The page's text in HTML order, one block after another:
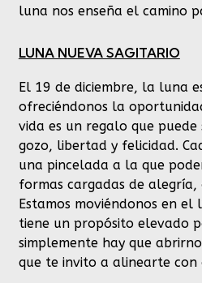
luna nos enseña el camino
LUNA NUEVA SAGITARIO
El 19 de diciembre, la luna
ofreciéndonos la
vida es un regalo que
gozo, libertad y felicidad.
una pincelada a la que
formas cargadas de alegría,
Estamos moviéndonos en el
tiene un propósito elevado
simplemente hay que
que te invito a alinearte con